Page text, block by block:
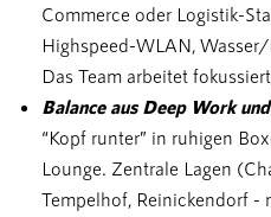
Commerce oder Logistik-
Highspeed-WLAN,
Das Team arbeitet
Balance aus Deep Work
“Kopf runter” in ruhigen
Lounge. Zentrale Lagen
Tempelhof, Reinickendorf -